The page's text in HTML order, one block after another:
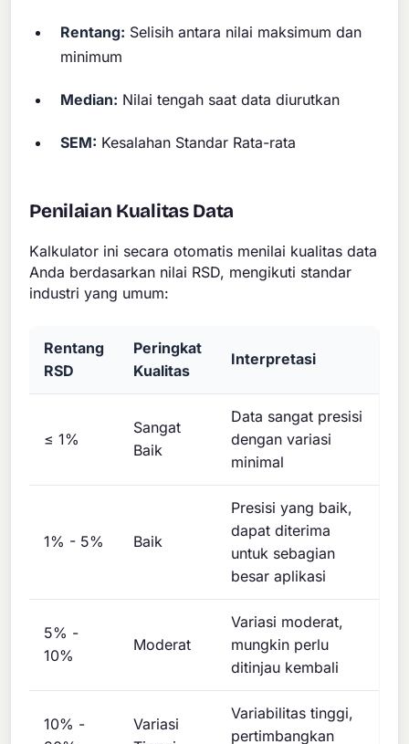
Rentang: Selisih antara nilai maksimum dan
minimum
Median: Nilai tengah saat data diurutkan
SEM: Kesalahan Standar Rata-rata
Penilaian Kualitas Data
Kalkulator ini secara otomatis menilai kualitas data
Anda berdasarkan nilai RSD, mengikuti standar
industri yang umum:
Rentang
RSD
Peringkat
Kualitas
Interpretasi
≤ 1%
Sangat
Baik
Data sangat presisi
dengan variasi
minimal
1% - 5% Baik
Presisi yang baik,
dapat diterima
untuk sebagian
besar aplikasi
5% -
10%
Moderat
Variasi moderat,
mungkin perlu
ditinjau kembali
10% -
Variasi
Variabilitas tinggi,
pertimbangkan